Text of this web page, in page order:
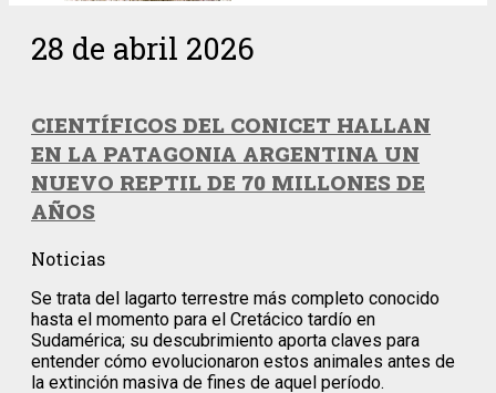
28 de abril 2026
CIENTÍFICOS DEL CONICET HALLAN
EN LA PATAGONIA ARGENTINA UN
NUEVO REPTIL DE 70 MILLONES DE
AÑOS
Noticias
Se trata del lagarto terrestre más completo conocido
hasta el momento para el Cretácico tardío en
Sudamérica; su descubrimiento aporta claves para
entender cómo evolucionaron estos animales antes de
la extinción masiva de fines de aquel período.